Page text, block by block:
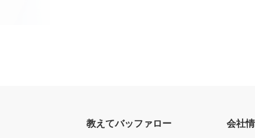
教えてバッファロー 会社